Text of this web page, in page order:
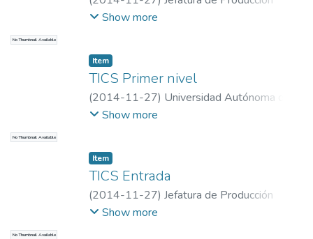
No Thumbnail Available
Multimedia, Universidad Autónoma de
Show more
No Thumbnail Available
Item
TICS Primer nivel
(2014-11-27) Universidad Autónoma de
Ciudad Juárez;
Show more
No Thumbnail Available
Item
TICS Entrada
(2014-11-27) Jefatura de Producción
Multimedia, Universidad Autónoma de
Show more